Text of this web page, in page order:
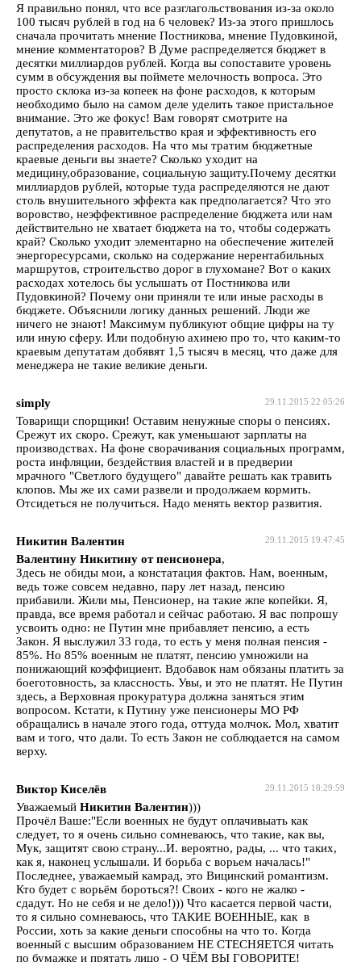
Я правильно понял, что все разглагольствования из-за около
100 тысяч рублей в год на 6 человек? Из-за этого пришлось
сначала прочитать мнение Постникова, мнение Пудовкиной,
мнение комментаторов? В Думе распределяется бюджет в
десятки миллиардов рублей. Когда вы сопоставите уровень
сумм в обсуждения вы поймете мелочность вопроса. Это
просто склока из-за копеек на фоне расходов, к которым
необходимо было на самом деле уделить такое пристальное
внимание. Это же фокус! Вам говорят смотрите на
депутатов, а не правительство края и эффективность его
распределения расходов. На что мы тратим бюджетные
краевые деньги вы знаете? Сколько уходит на
медицину,образование, социальную защиту.Почему десятки
миллиардов рублей, которые туда распределяются не дают
столь внушительного эффекта как предполагается? Что это
воровство, неэффективное распределение бюджета или нам
действительно не хватает бюджета на то, чтобы содержать
край? Сколько уходит элементарно на обеспечение жителей
энергоресурсами, сколько на содержание нерентабильных
маршрутов, строительство дорог в глухомане? Вот о каких
расходах хотелось бы услышать от Постникова или
Пудовкиной? Почему они приняли те или иные расходы в
бюджете. Объяснили логику данных решений. Люди же
ничего не знают! Максимум публикуют общие цифры на ту
или иную сферу. Или подобную ахинею про то, что каким-то
краевым депутатам добявят 1,5 тысяч в месяц, что даже для
менеджера не такие великие деньги.
29.11.2015 22:05:26
simply
Товарищи спорщики! Оставим ненужные споры о пенсиях.
Срежут их скоро. Срежут, как уменьшают зарплаты на
производствах. На фоне сворачивания социальных программ,
роста инфляции, бездействия властей и в предверии
мрачного "Светлого будущего" давайте решать как травить
клопов. Мы же их сами развели и продолжаем кормить.
Отсидеться не получиться. Надо менять вектор развития.
29.11.2015 19:47:45
Никитин Валентин
Валентину Никитину от пенсионера,
Здесь не обиды мои, а констатация фактов. Нам, военным,
ведь тоже совсем недавно, пару лет назад, пенсию
прибавили. Жили мы, Пенсионер, на такие жпе копейки. Я,
правда, все время работал и сейчас работаю. Я вас попрошу
усвоить одно: не Путин мне прибавляет пенсию, а есть
Закон. Я выслужил 33 года, то есть у меня полная пенсия -
85%. Но 85% военным не платят, пенсию умножили на
понижающий коэффициент. Вдобавок нам обязаны платить за
боеготовность, за классность. Увы, и это не платят. Не Путин
здесь, а Верховная прокуратура должна заняться этим
вопросом. Кстати, к Путину уже пенсионеры МО РФ
обращались в начале этого года, оттуда молчок. Мол, хватит
вам и того, что дали. То есть Закон не соблюдается на самом
верху.
29.11.2015 18:29:59
Виктор Киселёв
Уважаемый Никитин Валентин)))
Прочёл Ваше:"Если военных не будут оплачивыать как
следует, то я очень сильно сомневаюсь, что такие, как вы,
Мук, защитят свою страну...И. вероятно, рады, ... что таких,
как я, наконец услышали. И борьба с ворьем началась!"
Последнее, уважаемый камрад, это Вицинский романтизм.
Кто будет с ворьём бороться?! Своих - кого не жалко -
сдадут. Но не себя и не дело!))) Что касается первой части,
то я сильно сомневаюсь, что ТАКИЕ ВОЕННЫЕ, как в
России, хоть за какие деньги способны на что то. Когда
военный с высшим образованием НЕ СТЕСНЯЕТСЯ читать
по бумажке и прятать лицо - О ЧЁМ ВЫ ГОВОРИТЕ!